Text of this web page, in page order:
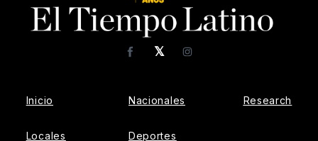
𝕏
FacebookInstagram
Inicio
Locales
Nacionales
Deportes
Research